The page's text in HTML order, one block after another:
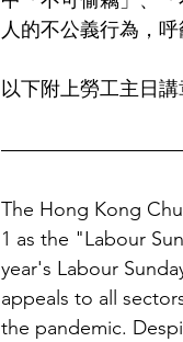
人的不公義行為，
以下附上勞工主日講
The Hong Kong
1 as the "Labour
year's Labour
appeals to all
the pandemic.